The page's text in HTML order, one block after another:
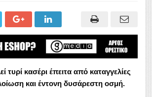
τυρί κασέρι έπειτα από καταγγελίες
και έντονη δυσάρεστη οσμή.